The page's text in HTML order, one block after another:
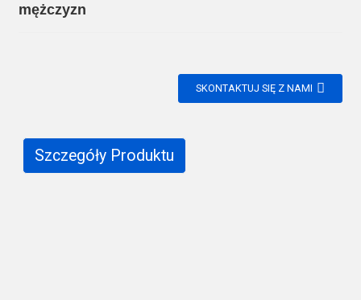
mężczyzn
SKONTAKTUJ SIĘ Z NAMI
Szczegóły Produktu